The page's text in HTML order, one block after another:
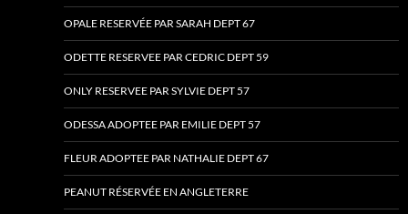
OPALE RESERVÉE PAR SARAH DEPT 67
ODETTE RESERVEE PAR CEDRIC DEPT 59
ONLY RESERVEE PAR SYLVIE DEPT 57
ODESSA ADOPTEE PAR EMILIE DEPT 57
FLEUR ADOPTEE PAR NATHALIE DEPT 67
PEANUT RÉSERVÉE EN ANGLETERRE